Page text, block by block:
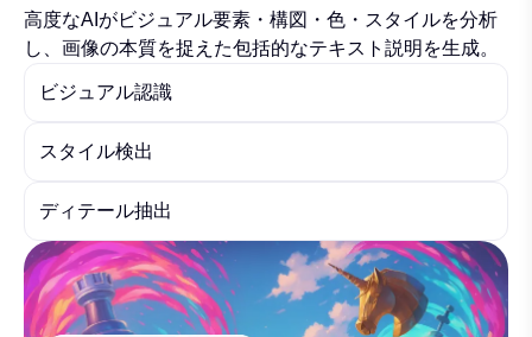
高度なAIがビジュアル要素・構図・色・スタイルを分析
し、画像の本質を捉えた包括的なテキスト説明を生成。
ビジュアル認識
スタイル検出
ディテール抽出